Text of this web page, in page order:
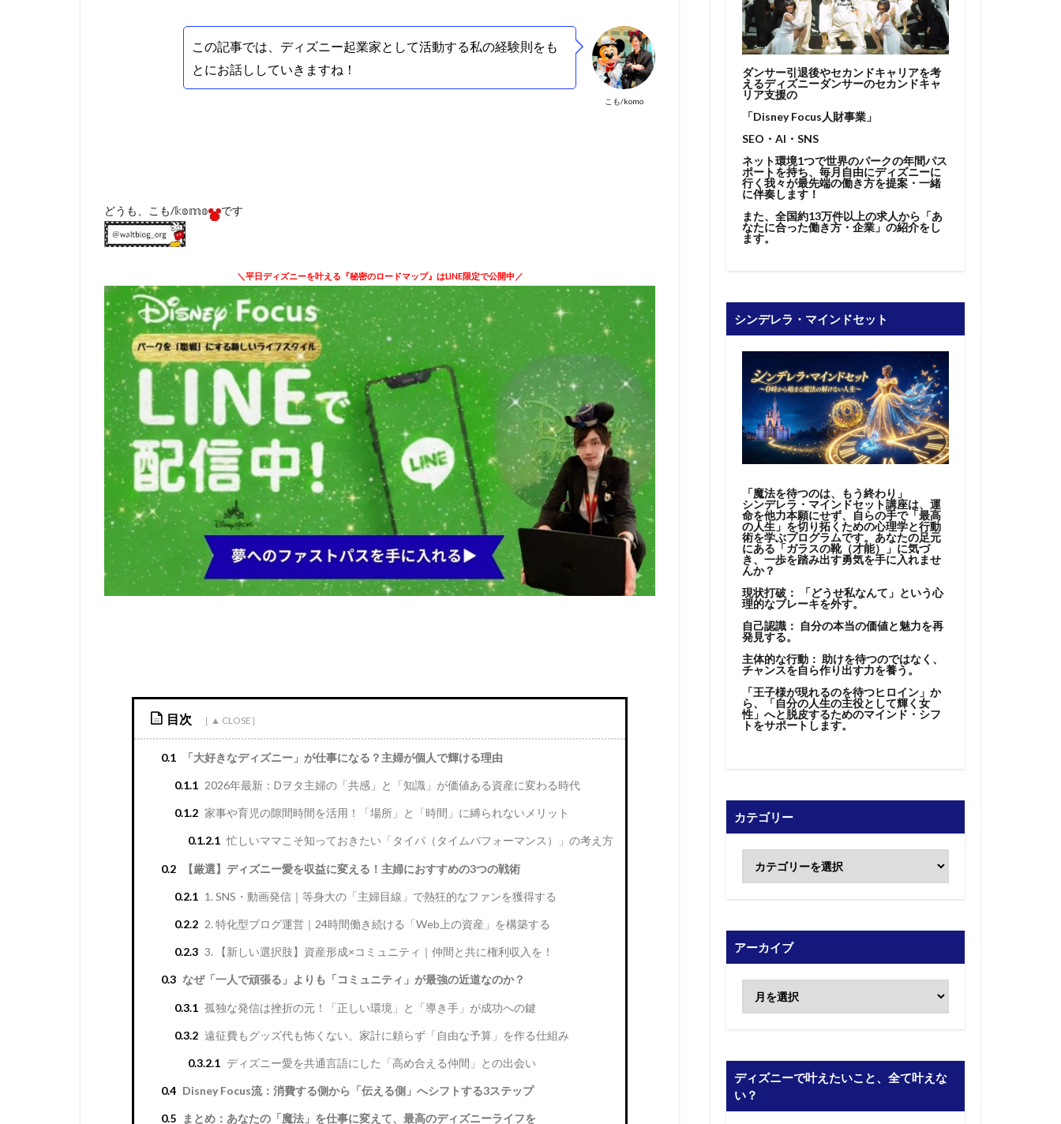
こも/komo
この記事では、ディズニー起業家として活動する私の経験則をも
とにお話ししていきますね！
どうも、こも/𝕜𝕠𝕞𝕠 です
＼平日ディズニーを叶える『秘密のロードマップ』はLINE限定で公開中／
目次
0.1 「大好きなディズニー」が仕事になる？主婦が個人で輝ける理由
0.1.1 2026年最新：Dヲタ主婦の「共感」と「知識」が価値ある資産に変わる時代
0.1.2 家事や育児の隙間時間を活用！「場所」と「時間」に縛られないメリット
0.1.2.1 忙しいママこそ知っておきたい「タイパ（タイムパフォーマンス）」の考え方
0.2 【厳選】ディズニー愛を収益に変える！主婦におすすめの3つの戦術
0.2.1 1. SNS・動画発信｜等身大の「主婦目線」で熱狂的なファンを獲得する
0.2.2 2. 特化型ブログ運営｜24時間働き続ける「Web上の資産」を構築する
0.2.3 3. 【新しい選択肢】資産形成×コミュニティ｜仲間と共に権利収入を！
0.3 なぜ「一人で頑張る」よりも「コミュニティ」が最強の近道なのか？
0.3.1 孤独な発信は挫折の元！「正しい環境」と「導き手」が成功への鍵
0.3.2 遠征費もグッズ代も怖くない。家計に頼らず「自由な予算」を作る仕組み
0.3.2.1 ディズニー愛を共通言語にした「高め合える仲間」との出会い
0.4 Disney Focus流：消費する側から「伝える側」へシフトする3ステップ
0.5 まとめ：あなたの「魔法」を仕事に変えて、最高のディズニーライフを
ダンサー引退後やセカンドキャリアを考
えるディズニーダンサーのセカンドキャ
リア支援の
「Disney Focus人財事業」
SEO・AI・SNS
ネット環境1つで世界のパークの年間パス
ポートを持ち、毎月自由にディズニーに
行く我々が最先端の働き方を提案・一緒
に伴奏します！
また、全国約13万件以上の求人から「あ
なたに合った働き方・企業」の紹介をし
ます。
シンデレラ・マインドセット
「魔法を待つのは、もう終わり」
シンデレラ・マインドセット講座は、運
命を他力本願にせず、自らの手で「最高
の人生」を切り拓くための心理学と行動
術を学ぶプログラムです。あなたの足元
にある「ガラスの靴（才能）」に気づ
き、一歩を踏み出す勇気を手に入れませ
んか？
現状打破：
「どうせ私なんて」という心
理的なブレーキを外す。
自己認識： 自分の本当の価値と魅力を再
発見する。
主体的な行動： 助けを待つのではなく、
チャンスを自ら作り出す力を養う。
「王子様が現れるのを待つヒロイン」か
ら、「自分の人生の主役として輝く女
性」へと脱皮するためのマインド・シフ
トをサポートします。
カテゴリー
アーカイブ
ディズニーで叶えたいこと、全て叶えな
い？